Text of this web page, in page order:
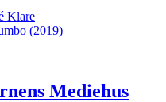
Klare
(2019)
Mediehus